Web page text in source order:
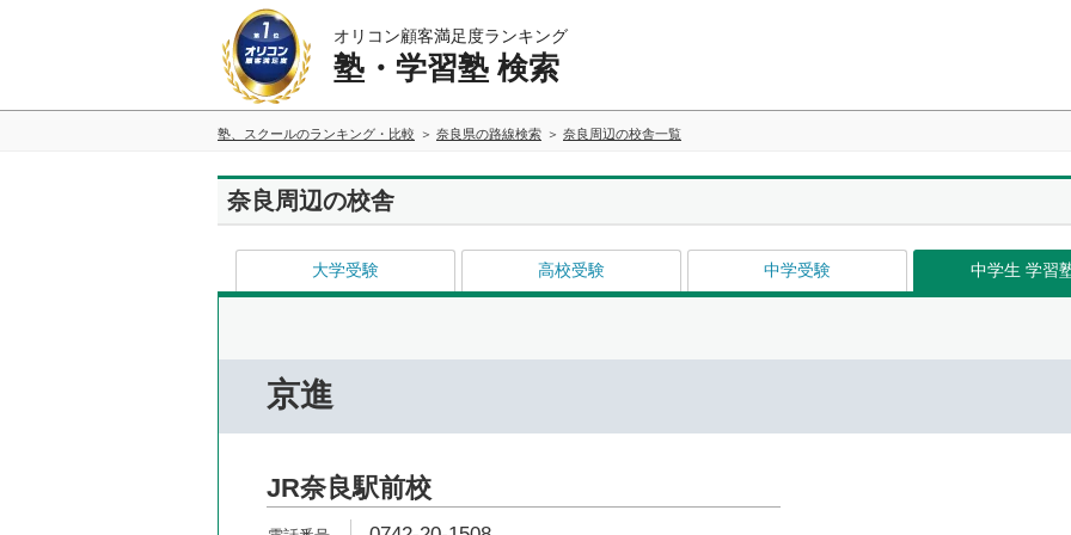
オリコン顧客満足度ランキング
塾・学習塾 検索
塾、スクールのランキング・比較 奈良県の路線検索 奈良周辺の校舎一覧
奈良周辺の校舎
大学受験 高校受験 中学受験 中学生 学習
京進
JR奈良駅前校